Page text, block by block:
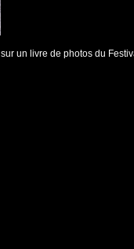
sur un livre de photos du